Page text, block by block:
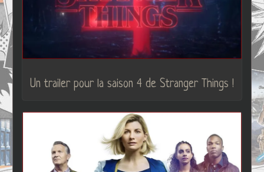
Un trailer pour la saison 4 de Stranger Things !